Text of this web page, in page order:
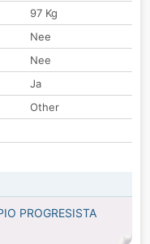
97 Kg
Nee
Nee
Ja
Other
PROGRESISTA